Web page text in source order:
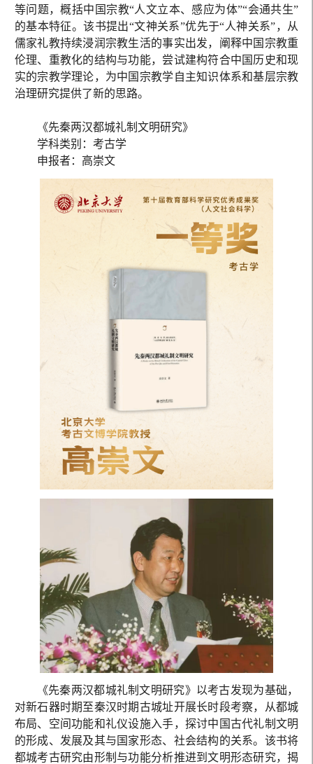
等问题，概括中国宗教“人文立本、感应为体”“会通共生”
的基本特征。该书提出“文神关系”优先于“人神关系”，从
儒家礼教持续浸润宗教生活的事实出发，阐释中国宗教重
伦理、重教化的结构与功能，尝试建构符合中国历史和现
实的宗教学理论，为中国宗教学自主知识体系和基层宗教
治理研究提供了新的思路。
《先秦两汉都城礼制文明研究》
学科类别：考古学
申报者：高崇文
《先秦两汉都城礼制文明研究》以考古发现为基础，
对新石器时期至秦汉时期古城址开展长时段考察，从都城
布局、空间功能和礼仪设施入手，探讨中国古代礼制文明
的形成、发展及其与国家形态、社会结构的关系。该书将
都城考古研究由形制与功能分析推进到文明形态研究，揭